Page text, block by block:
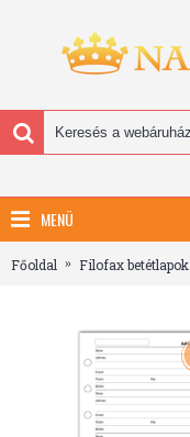
MENÜ
Főoldal Filofax betétlapok